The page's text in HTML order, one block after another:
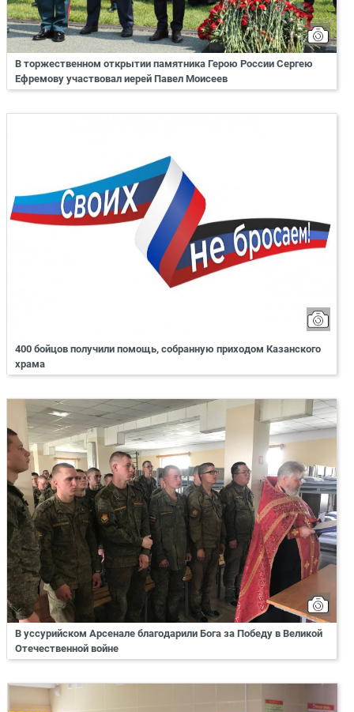
В торжественном открытии памятника Герою России Сергею
Ефремову участвовал иерей Павел Моисеев
400 бойцов получили помощь, собранную приходом Казанского
храма
В уссурийском Арсенале благодарили Бога за Победу в Великой
Отечественной войне